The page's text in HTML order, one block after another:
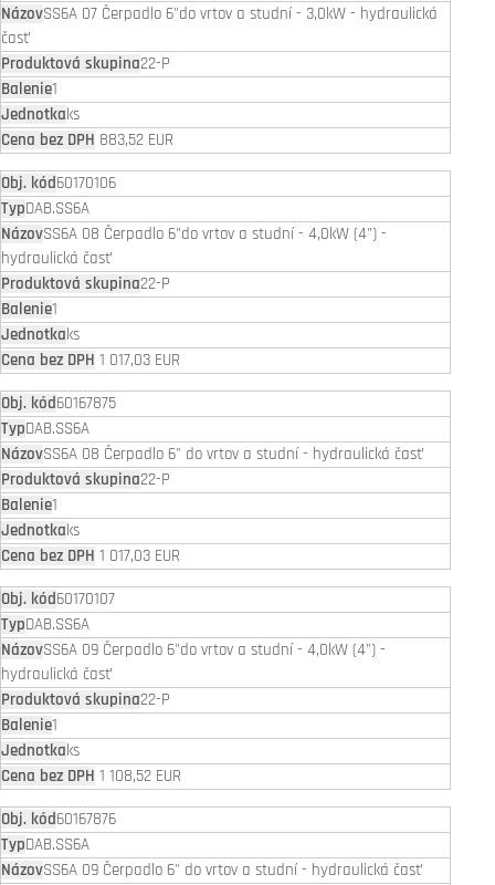
SS6A 07 Čerpadlo 6"do vrtov a studní - 3,0kW - hydraulická
časť
22-P
1
ks
883,52 EUR
60170106
DAB.SS6A
SS6A 08 Čerpadlo 6"do vrtov a studní - 4,0kW (4") -
hydraulická časť
22-P
1
ks
1 017,03 EUR
60167875
DAB.SS6A
SS6A 08 Čerpadlo 6" do vrtov a studní - hydraulická časť
22-P
1
ks
1 017,03 EUR
60170107
DAB.SS6A
SS6A 09 Čerpadlo 6"do vrtov a studní - 4,0kW (4") -
hydraulická časť
22-P
1
ks
1 108,52 EUR
60167876
DAB.SS6A
SS6A 09 Čerpadlo 6" do vrtov a studní - hydraulická časť